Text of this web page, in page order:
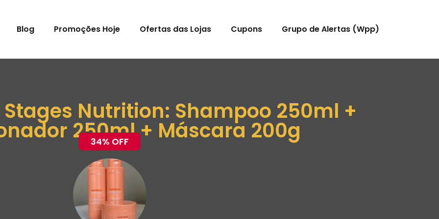
Blog Promoções Hoje Ofertas das Lojas Cupons Grupo de Alertas (Wpp)
Nutrition: Shampoo 250ml +
250ml + Máscara 200g
34% OFF